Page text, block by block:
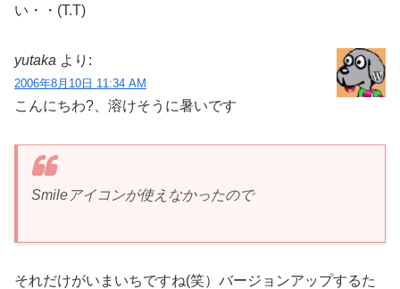
い・・(T.T)
yutaka より:
2006年8月10日 11:34 AM
こんにちわ?、溶けそうに暑いです
Smileアイコンが使えなかったので
それだけがいまいちですね(笑）バージョンアップするた